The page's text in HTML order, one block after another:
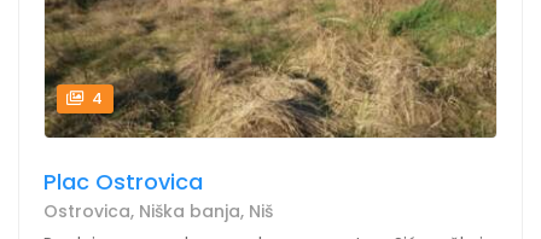
4
Plac Ostrovica
Ostrovica, Niška banja, Niš